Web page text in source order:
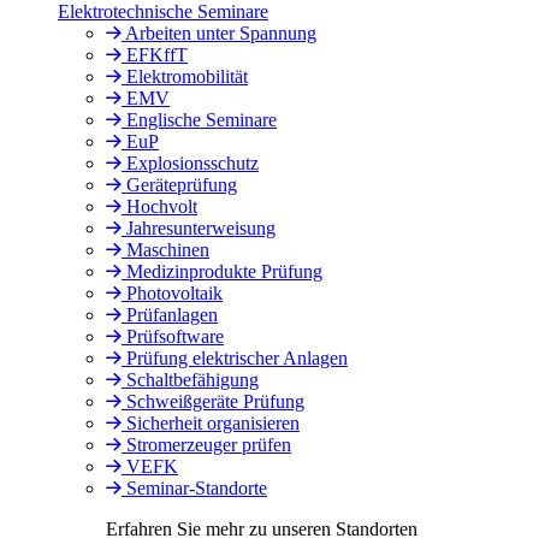
Elektrotechnische Seminare
Arbeiten unter Spannung
EFKffT
Elektromobilität
EMV
Englische Seminare
EuP
Explosionsschutz
Geräteprüfung
Hochvolt
Jahresunterweisung
Maschinen
Medizinprodukte Prüfung
Photovoltaik
Prüfanlagen
Prüfsoftware
Prüfung elektrischer Anlagen
Schaltbefähigung
Schweißgeräte Prüfung
Sicherheit organisieren
Stromerzeuger prüfen
VEFK
Seminar-Standorte
Erfahren Sie mehr zu unseren Standorten